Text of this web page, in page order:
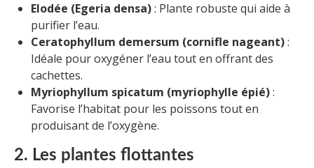
Elodée (Egeria densa): Plante robuste qui aide à
purifier l’eau.
Ceratophyllum demersum (cornifle nageant):
Idéale pour oxygéner l’eau tout en offrant des
cachettes.
Myriophyllum spicatum (myriophylle épié):
Favorise l’habitat pour les poissons tout en
produisant de l’oxygène.
2. Les plantes flottantes